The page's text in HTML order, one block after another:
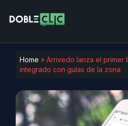
Home » Arrivedo lanza el primer
integrado con guías de la zona